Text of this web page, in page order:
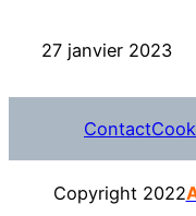
27 janvier 2023
Contact
Copyright 2022